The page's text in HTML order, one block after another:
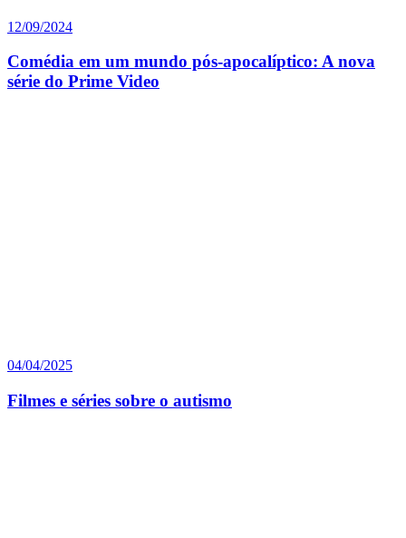
12/09/2024
Comédia em um mundo pós-apocalíptico: A nova
série do Prime Video
04/04/2025
Filmes e séries sobre o autismo